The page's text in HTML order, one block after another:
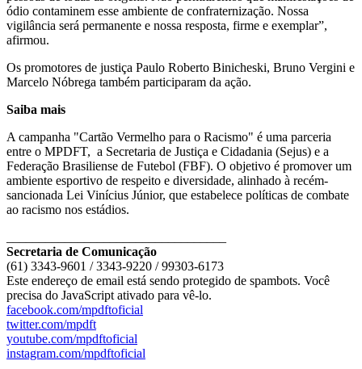
ódio contaminem esse ambiente de confraternização. Nossa
vigilância será permanente e nossa resposta, firme e exemplar”,
afirmou.
Os promotores de justiça Paulo Roberto Binicheski, Bruno Vergini e
Marcelo Nóbrega também participaram da ação.
Saiba mais
A campanha "Cartão Vermelho para o Racismo" é uma parceria
entre o MPDFT, a Secretaria de Justiça e Cidadania (Sejus) e a
Federação Brasiliense de Futebol (FBF). O objetivo é promover um
ambiente esportivo de respeito e diversidade, alinhado à recém-
sancionada Lei Vinícius Júnior, que estabelece políticas de combate
ao racismo nos estádios.
Secretaria de Comunicação
(61) 3343-9601 / 3343-9220 / 99303-6173
Este endereço de email está sendo protegido de spambots. Você
precisa do JavaScript ativado para vê-lo.
facebook.com/mpdftoficial
twitter.com/mpdft
youtube.com/mpdftoficial
instagram.com/mpdftoficial